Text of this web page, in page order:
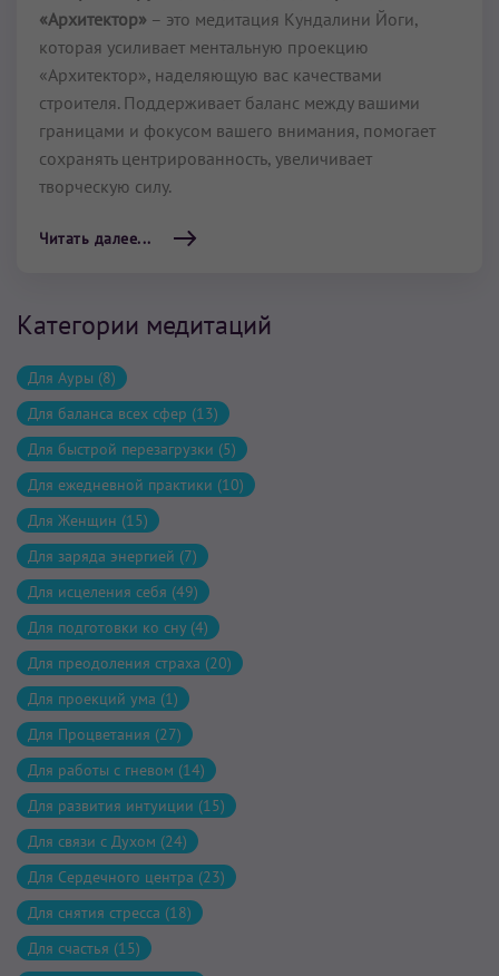
«Архитектор» – это медитация Кундалини Йоги,
которая усиливает ментальную проекцию
«Архитектор», наделяющую вас качествами
строителя. Поддерживает баланс между вашими
границами и фокусом вашего внимания, помогает
сохранять центрированность, увеличивает
творческую силу.
Читать далее...
Категории медитаций
Для Ауры (8)
Для баланса всех сфер (13)
Для быстрой перезагрузки (5)
Для ежедневной практики (10)
Для Женщин (15)
Для заряда энергией (7)
Для исцеления себя (49)
Для подготовки ко сну (4)
Для преодоления страха (20)
Для проекций ума (1)
Для Процветания (27)
Для работы с гневом (14)
Для развития интуиции (15)
Для связи с Духом (24)
Для Сердечного центра (23)
Для снятия стресса (18)
Для счастья (15)